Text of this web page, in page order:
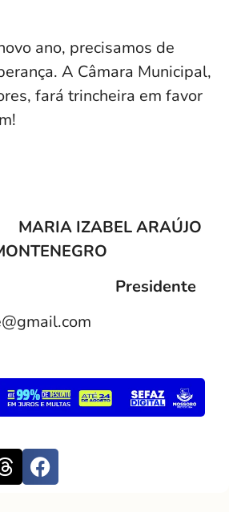
ano, precisamos de
A Câmara Municipal,
fará trincheira em favor
MARIA IZABEL ARAÚJO